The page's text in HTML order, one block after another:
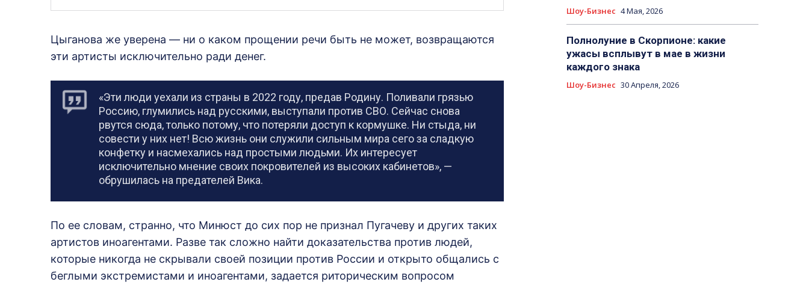
Цыганова же уверена — ни о каком прощении речи быть не может, возвращаются
эти артисты исключительно ради денег.
«Эти люди уехали из страны в 2022 году, предав Родину. Поливали грязью
Россию, глумились над русскими, выступали против СВО. Сейчас снова
рвутся сюда, только потому, что потеряли доступ к кормушке. Ни стыда, ни
совести у них нет! Всю жизнь они служили сильным мира сего за сладкую
конфетку и насмехались над простыми людьми. Их интересует
исключительно мнение своих покровителей из высоких кабинетов», —
обрушилась на предателей Вика.
По ее словам, странно, что Минюст до сих пор не признал Пугачеву и других таких
артистов иноагентами. Разве так сложно найти доказательства против людей,
которые никогда не скрывали своей позиции против России и открыто общались с
беглыми экстремистами и иноагентами, задается риторическим вопросом
Шоу-Бизнес 4 Мая, 2026
Полнолуние в Скорпионе: какие
ужасы всплывут в мае в жизни
каждого знака
Шоу-Бизнес 30 Апреля, 2026